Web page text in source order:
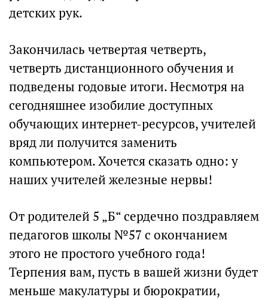
детских рук.
Закончилась четвертая четверть,
четверть дистанционного обучения и
подведены годовые итоги. Несмотря на
сегодняшнее изобилие доступных
обучающих интернет-ресурсов, учителей
вряд ли получится заменить
компьютером. Хочется сказать одно: у
наших учителей железные нервы!
От родителей 5 „Б“ сердечно поздравляем
педагогов школы №57 с окончанием
этого не простого учебного года!
Терпения вам, пусть в вашей жизни будет
меньше макулатуры и бюрократии,